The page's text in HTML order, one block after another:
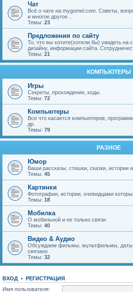
Чат
Всё о чате на mygomel.com. Советы,
и многое другое...
Темы: 23
Предложения по сайту
То, что вы хотите(хотели бы) увидеть на
дизайну, информации сайта.
Темы: 21
КОМПЬЮТЕРЫ
Игры
Секреты, прохождение, коды.
Темы: 72
Компьютеры
Все что касается компьютеров,
др.
Темы: 79
РАЗНОЕ
Юмор
Ваши рассказы, стишки, сказки, истории и
Темы: 45
Картинки
Фотографии, истории, очевидцами
Темы: 18
Мобилка
О мобильной и не только связи
Темы: 40
Видео & Аудио
Обсуждаем фильмы, мультфильмы, даты
связано
Темы: 32
ВХОД • РЕГИСТРАЦИЯ
Имя пользователя: